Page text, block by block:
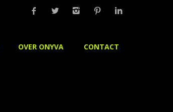
OVER ONYVA CONTACT